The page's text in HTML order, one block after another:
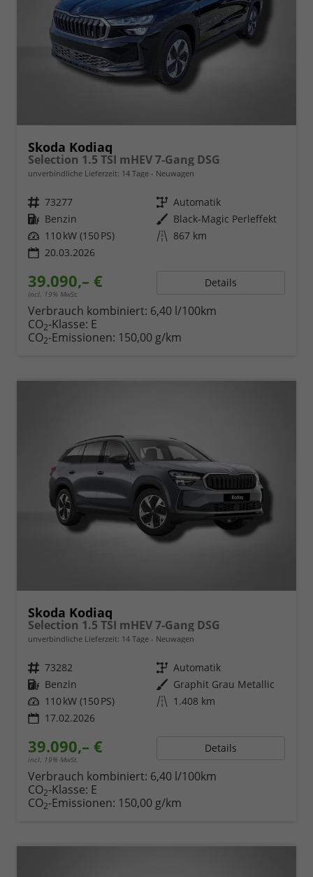
Skoda Kodiaq
Selection 1.5 TSI mHEV 7-Gang DSG
unverbindliche Lieferzeit: 14 Tage Neuwagen
Fahrzeugnr. 73277 Getriebe Automatik
Kraftstoff Benzin Außenfarbe Black-Magic Perleffekt
Leistung 110 kW (150 PS) Kilometerstand 867 km
20.03.2026
39.090,– €
incl. 19% MwSt.
Details
Verbrauch kombiniert: 6,40 l/100km
CO2-Klasse: E
CO2-Emissionen: 150,00 g/km
Skoda Kodiaq
Selection 1.5 TSI mHEV 7-Gang DSG
unverbindliche Lieferzeit: 14 Tage Neuwagen
Fahrzeugnr. 73282 Getriebe Automatik
Kraftstoff Benzin Außenfarbe Graphit Grau Metallic
Leistung 110 kW (150 PS) Kilometerstand 1.408 km
17.02.2026
39.090,– €
incl. 19% MwSt.
Details
Verbrauch kombiniert: 6,40 l/100km
CO2-Klasse: E
CO2-Emissionen: 150,00 g/km